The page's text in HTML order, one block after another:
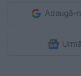
Adaugă-